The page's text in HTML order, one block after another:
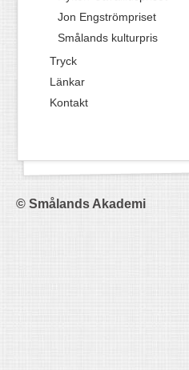
Jon Engströmpriset
Smålands kulturpris
Tryck
Länkar
Kontakt
© Smålands Akademi